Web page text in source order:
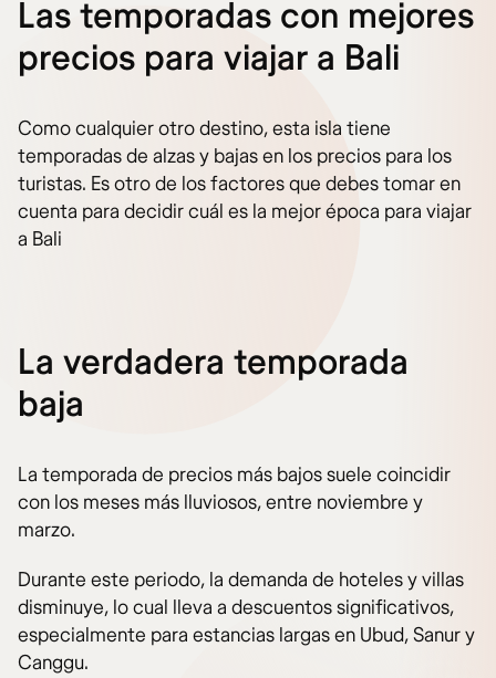
Las temporadas con mejores
precios para viajar a Bali
Como cualquier otro destino, esta isla tiene
temporadas de alzas y bajas en los precios para los
turistas. Es otro de los factores que debes tomar en
cuenta para decidir cuál es la mejor época para viajar
a Bali
La verdadera temporada
baja
La temporada de precios más bajos suele coincidir
con los meses más lluviosos, entre noviembre y
marzo.
Durante este periodo, la demanda de hoteles y villas
disminuye, lo cual lleva a descuentos significativos,
especialmente para estancias largas en Ubud, Sanur y
Canggu.